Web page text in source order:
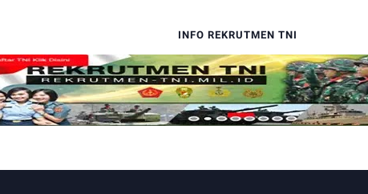
INFO REKRUTMEN TNI